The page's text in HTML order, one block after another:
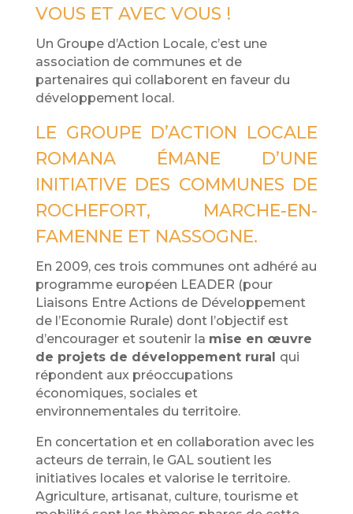
VOUS ET AVEC VOUS !
Un Groupe d’Action Locale, c’est une
association de communes et de
partenaires qui collaborent en faveur du
développement local.
LE GROUPE D’ACTION LOCALE
ROMANA ÉMANE D’UNE
INITIATIVE DES COMMUNES DE
ROCHEFORT, MARCHE-EN-
FAMENNE ET NASSOGNE.
En 2009, ces trois communes ont adhéré au
programme européen LEADER (pour
Liaisons Entre Actions de Développement
de l’Economie Rurale) dont l’objectif est
d’encourager et soutenir la mise en œuvre
de projets de développement rural qui
répondent aux préoccupations
économiques, sociales et
environnementales du territoire.
En concertation et en collaboration avec les
acteurs de terrain, le GAL soutient les
initiatives locales et valorise le territoire.
Agriculture, artisanat, culture, tourisme et